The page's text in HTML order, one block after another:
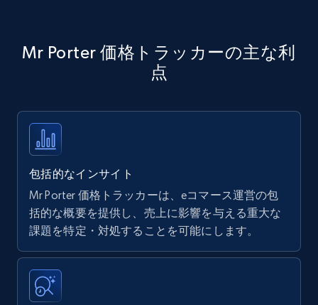
specific keywords
Title, Seller name, Brand, Description, Initial
35.2K+
Amazon products - find products by using
upc numbers
Title, Seller name, Brand, Description, Initial
price, Currency, Availability, Reviews count, and
more.
Mr Porter 価格トラッカーの主な利
点
包括的なインサイト
Mr Porter 価格トラッカーは、eコマース運営の包
括的な概要を提供し、売上に影響を与える重大な
課題を特定・対処することを可能にします。